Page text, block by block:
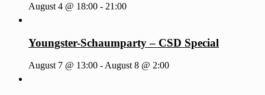
August 4 @ 18:00 - 21:00
Youngster-Schaumparty – CSD Special
August 7 @ 13:00 - August 8 @ 2:00